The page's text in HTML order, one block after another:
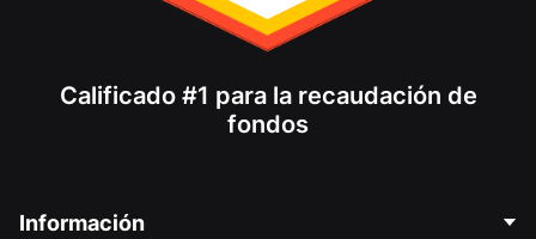
Calificado #1 para la recaudación de
fondos
Información